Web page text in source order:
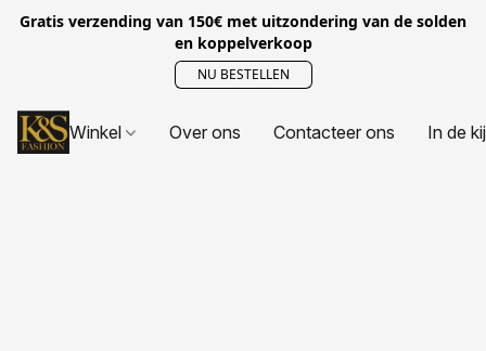
Gratis verzending van 150€ met uitzondering van de solden
en koppelverkoop
NU BESTELLEN
Winkel Over ons Contacteer ons In de